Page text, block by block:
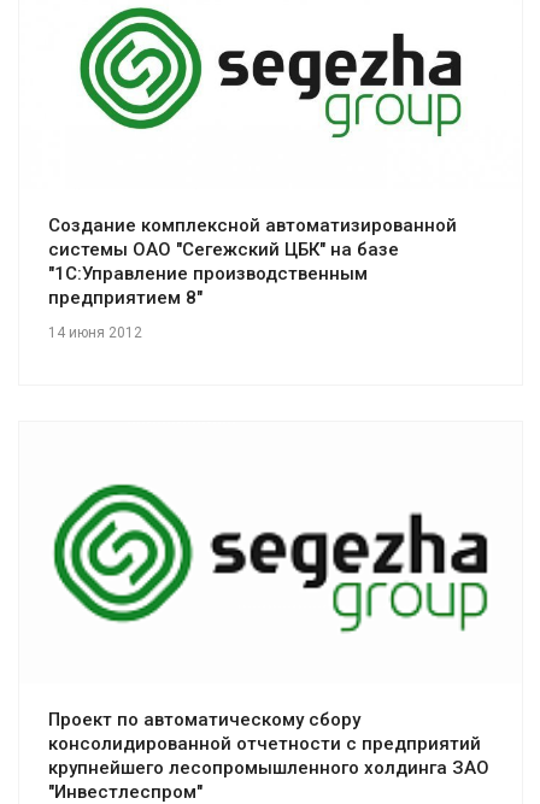
Смотреть проект
Создание комплексной автоматизированной
системы ОАО "Сегежский ЦБК" на базе
"1С:Управление производственным
предприятием 8"
14 июня 2012
Смотреть проект
Проект по автоматическому сбору
консолидированной отчетности с предприятий
крупнейшего лесопромышленного холдинга ЗАО
"Инвестлеспром"